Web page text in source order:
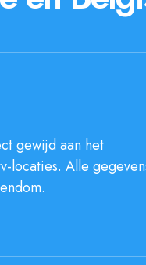
gewijd aan het
locaties. Alle